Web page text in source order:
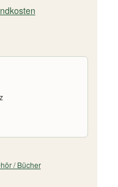
/ Bücher